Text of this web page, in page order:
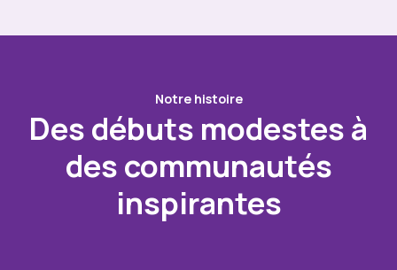
Notre histoire
Des débuts modestes à
des communautés
inspirantes